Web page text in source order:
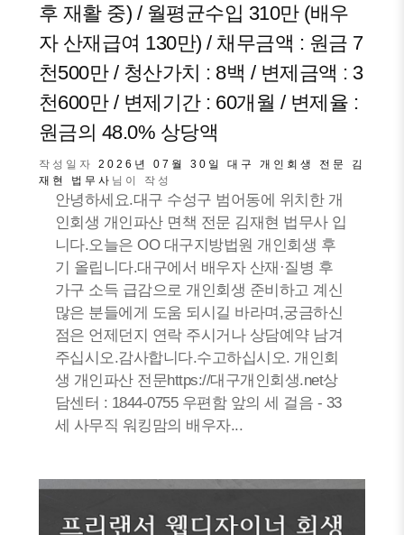
후 재활 중) / 월평균수입 310만 (배우
자 산재급여 130만) / 채무금액 : 원금 7
천500만 / 청산가치 : 8백 / 변제금액 : 3
천600만 / 변제기간 : 60개월 / 변제율 :
원금의 48.0% 상당액
작성일자 2026년 07월 30일
대구 개인회생 전문 김
재현 법무사 님이 작성
안녕하세요.대구 수성구 범어동에 위치한 개
인회생 개인파산 면책 전문 김재현 법무사 입
니다.오늘은 OO 대구지방법원 개인회생 후
기 올립니다.대구에서 배우자 산재·질병 후
가구 소득 급감으로 개인회생 준비하고 계신
많은 분들에게 도움 되시길 바라며,궁금하신
점은 언제던지 연락 주시거나 상담예약 남겨
주십시오.감사합니다.수고하십시오. 개인회
생 개인파산 전문https://대구개인회생.net상
담센터 : 1844-0755 우편함 앞의 세 걸음 - 33
세 사무직 워킹맘의 배우자...